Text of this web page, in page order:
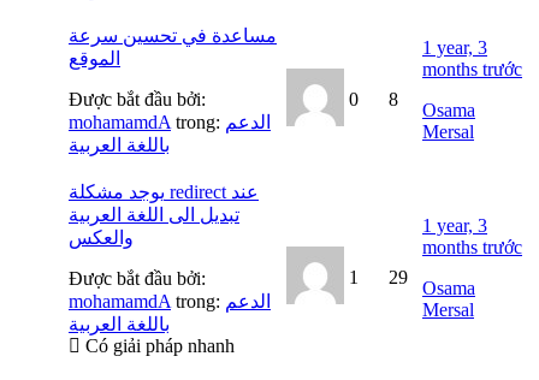
مساعدة في تحسين سرعة
الموقع
Được bắt đầu bởi:
mohamamdA trong: الدعم
باللغة العربية
0 8
1 year, 3
months trước
Osama
Mersal
يوجد مشكلة redirect عند
تبديل الى اللغة العربية
والعكس
Được bắt đầu bởi:
mohamamdA trong: الدعم
باللغة العربية
Có giải pháp nhanh
1 29
1 year, 3
months trước
Osama
Mersal